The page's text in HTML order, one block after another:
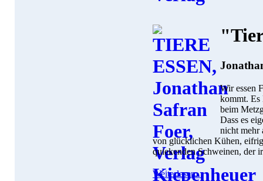
Wir essen
kommt. Es
beim
Dass es
nicht mehr
von glücklichen Kühen,
quiekenden Schweinen, der
Weiterlesen...